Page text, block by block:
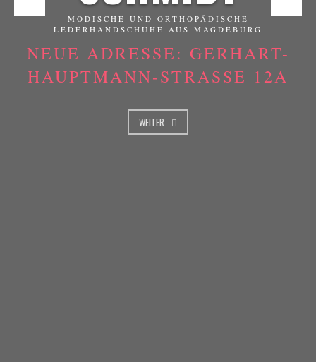
MODISCHE UND ORTHOPÄDISCHE
LEDERHANDSCHUHE AUS MAGDEBURG
NEUE ADRESSE: GERHART-
HAUPTMANN-STRASSE 12A
WEITER